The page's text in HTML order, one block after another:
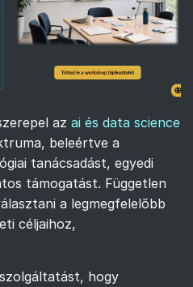
az ai és data science
beleértve a
tanácsadást, egyedi
támogatást. Független
a legmegfelelőbb
céljaihoz,
szolgáltatást, hogy